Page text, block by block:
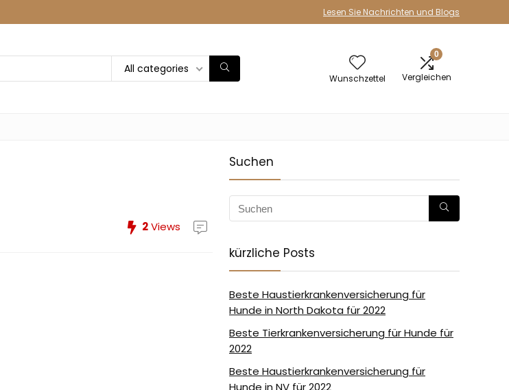
Lesen Sie Nachrichten und Blogs
All categories
Wunschzettel
0
Vergleichen
2Views
Suchen
kürzliche Posts
Beste Haustierkrankenversicherung für
Hunde in North Dakota für 2022
Beste Tierkrankenversicherung für Hunde für
2022
Beste Haustierkrankenversicherung für
Hunde in NV für 2022